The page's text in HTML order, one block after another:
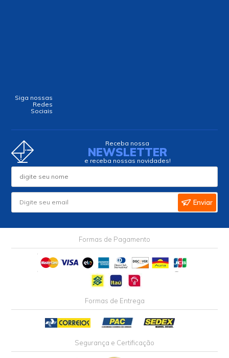
Siga nossas
Redes
Sociais
Receba nossa
NEWSLETTER
e receba nossas novidades!
Enviar
Formas de Pagamento
Formas de Entrega
Segurança e Certificação